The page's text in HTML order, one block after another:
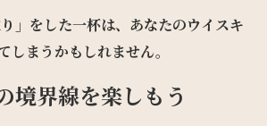
」をした一杯は、あなたのウイスキ
しまうかもしれません。
境界線を楽しもう